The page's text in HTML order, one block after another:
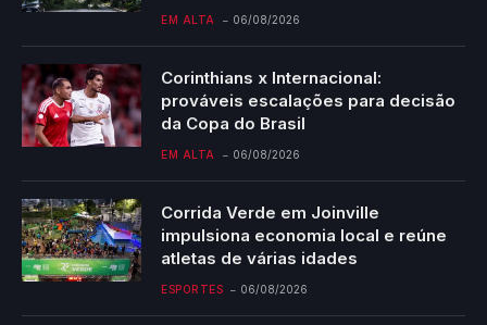
EM ALTA 06/08/2026
Corinthians x Internacional:
prováveis escalações para decisão
da Copa do Brasil
EM ALTA 06/08/2026
Corrida Verde em Joinville
impulsiona economia local e reúne
atletas de várias idades
ESPORTES 06/08/2026